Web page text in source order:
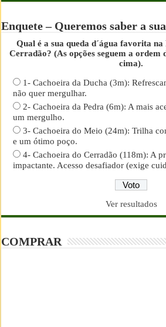
Enquete – Queremos saber a
Qual é a sua queda d´água favorita
Cerradão? (As opções seguem a
cima).
1- Cachoeira da Ducha (3m):
não quer mergulhar.
2- Cachoeira da Pedra (6m): A mais
um mergulho.
3- Cachoeira do Meio (24m): Trilha
e um ótimo poço.
4- Cachoeira do Cerradão (118m): A
impactante. Acesso desafiador (exige
Ver resultados
COMPRAR